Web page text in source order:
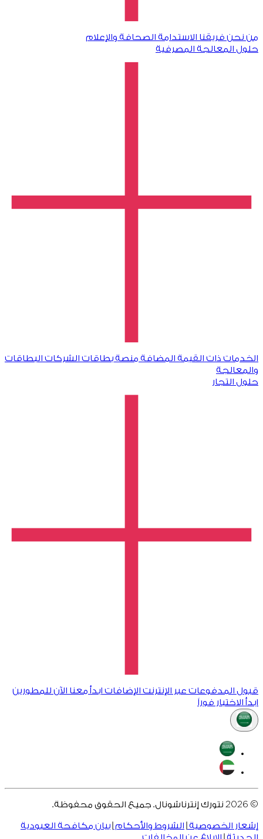
من نحن فريقنا الاستدامة الصحافة والإعلام
حلول المعالجة المصرفية
الخدمات ذات القيمة المضافة منصة بطاقات الشركات البطاقات
والمعالجة
حلول التجار
قبول المدفوعات عبر الإنترنت الإضافات ابدأ معنا الآن للمطورين
ابدأ الاختبار فوراً
©
2026 نتورك إنترناشونال. جميع الحقوق محفوظة.
إشعار الخصوصية الشروط والأحكام بيان مكافحة العبودية